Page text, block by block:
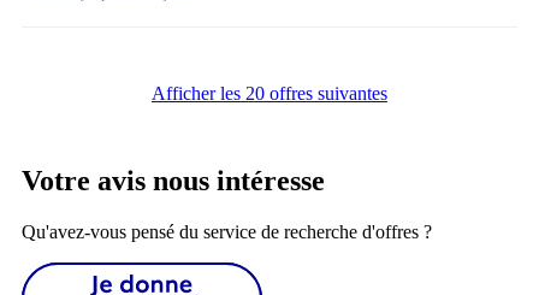
Afficher les 20 offres suivantes
Votre avis nous intéresse
Qu'avez-vous pensé du service de recherche d'offres ?